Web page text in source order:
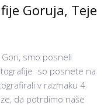
Goruja, Teje
smo posneli
so posnete na
v razmaku 4
da potrdimo naše